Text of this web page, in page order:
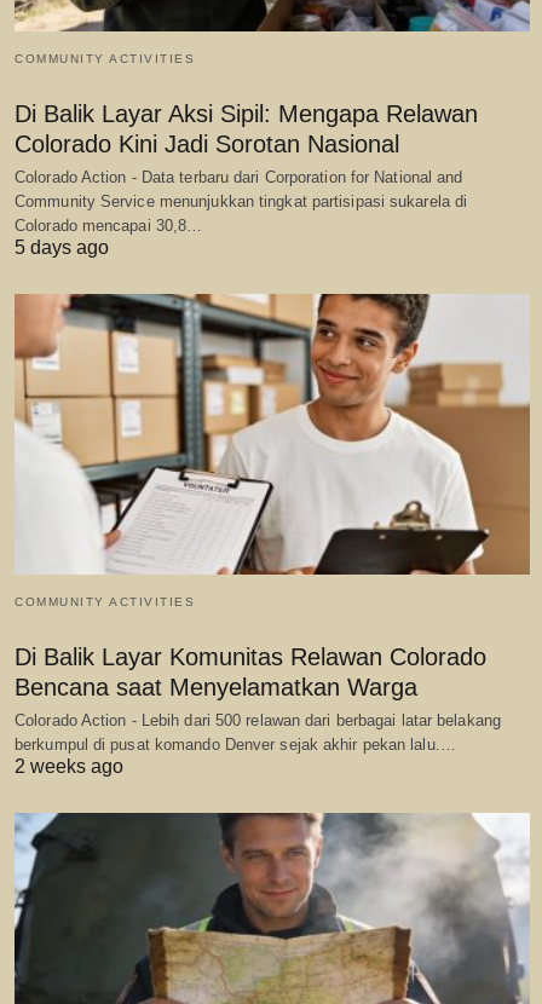
COMMUNITY ACTIVITIES
Di Balik Layar Aksi Sipil: Mengapa Relawan
Colorado Kini Jadi Sorotan Nasional
Colorado Action - Data terbaru dari Corporation for National and
Community Service menunjukkan tingkat partisipasi sukarela di
Colorado mencapai 30,8…
5 days ago
COMMUNITY ACTIVITIES
Di Balik Layar Komunitas Relawan Colorado
Bencana saat Menyelamatkan Warga
Colorado Action - Lebih dari 500 relawan dari berbagai latar belakang
berkumpul di pusat komando Denver sejak akhir pekan lalu.…
2 weeks ago